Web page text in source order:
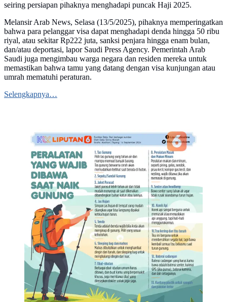
seiring persiapan pihaknya menghadapi puncak Haji 2025.
Melansir Arab News, Selasa (13/5/2025), pihaknya memperingatkan
bahwa para pelanggar visa dapat menghadapi denda hingga 50 ribu
riyal, atau sekitar Rp222 juta, sanksi penjara hingga enam bulan,
dan/atau deportasi, lapor Saudi Press Agency. Pemerintah Arab
Saudi juga mengimbau warga negara dan residen mereka untuk
memastikan bahwa tamu yang datang dengan visa kunjungan atau
umrah mematuhi peraturan.
Selengkapnya…